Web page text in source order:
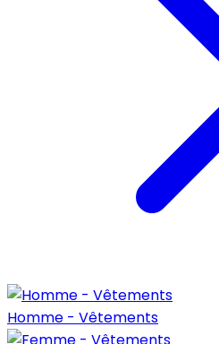
Homme - Vêtements